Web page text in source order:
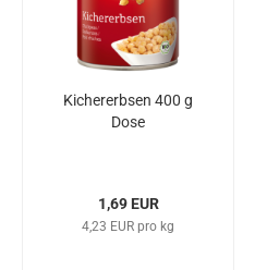
Kichererbsen 400 g
Dose
1,69 EUR
4,23 EUR pro kg